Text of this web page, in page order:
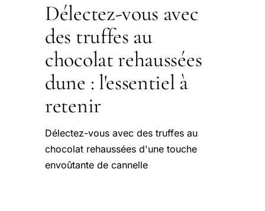
Délectez-vous avec
des truffes au
chocolat rehaussées
dune : l'essentiel à
retenir
Délectez-vous avec des truffes au
chocolat rehaussées d'une touche
envoûtante de cannelle